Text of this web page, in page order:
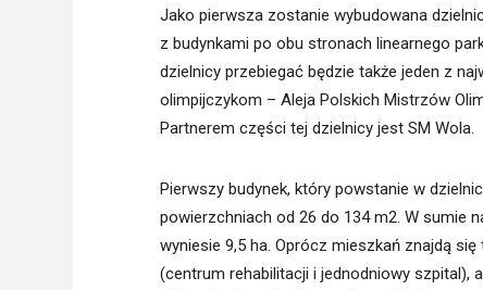
Jako pierwsza zostanie wybudowana
z budynkami po obu stronach linearnego
dzielnicy przebiegać będzie także jeden z
olimpijczykom – Aleja Polskich Mistrzów
Partnerem części tej dzielnicy jest SM Wola.
Pierwszy budynek, który powstanie w
powierzchniach od 26 do 134 m2. W sumie
wyniesie 9,5 ha. Oprócz mieszkań znajdą
(centrum rehabilitacji i jednodniowy szpital),